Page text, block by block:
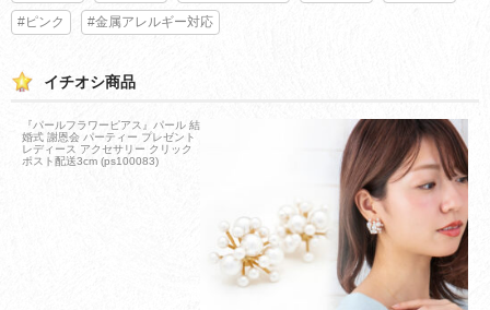
#ピンク #金属アレルギー対応
イチオシ商品
『パールフラワーピアス』パール 結
婚式 謝恩会 パーティー プレゼント
レディース アクセサリー クリック
ポスト配送3cm (ps100083)